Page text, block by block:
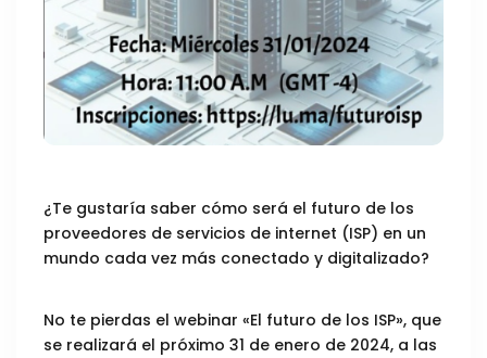
¿Te gustaría saber cómo será el futuro de los
proveedores de servicios de internet (ISP) en un
mundo cada vez más conectado y digitalizado?
No te pierdas el webinar «El futuro de los ISP», que
se realizará el próximo 31 de enero de 2024, a las